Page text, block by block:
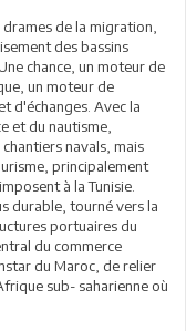
de la migration,
des bassins
chance, un moteur de
un moteur de
d'échanges. Avec la
et du nautisme,
navals, mais
principalement
à la Tunisie.
durable, tourné vers la
portuaires du
du commerce
du Maroc, de relier
sub- saharienne où